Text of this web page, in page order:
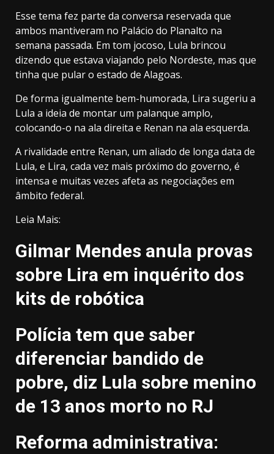
Esse tema fez parte da conversa reservada que
ambos mantiveram no Palácio do Planalto na
semana passada. Em tom jocoso, Lula brincou
dizendo que estava viajando pelo Nordeste, mas que
tinha que pular o estado de Alagoas.
De forma igualmente bem-humorada, Lira sugeriu a
Lula a ideia de montar um palanque amplo,
colocando-o na ala direita e Renan na ala esquerda.
A rivalidade entre Renan, um aliado de longa data de
Lula, e Lira, cada vez mais próximo do governo, é
intensa e muitas vezes afeta as negociações em
âmbito federal.
Leia Mais:
Gilmar Mendes anula provas
sobre Lira em inquérito dos
kits de robótica
Polícia tem que saber
diferenciar bandido de
pobre, diz Lula sobre menino
de 13 anos morto no RJ
Reforma administrativa: